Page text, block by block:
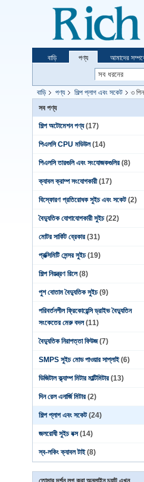
বাড়ি পণ্য আমাদের
বাড়ি পণ্য শিল্প প্লাগ এবং সকেট
৩
সব পণ্য
শিল্প অটোমেশন পণ্য (17)
পিএলসি CPU মডিউল (14)
পিএলসি তারগুলি এবং সংযোজকগুলির (8)
ক্যাবল ক্রাম্প সংযোগকারী (17)
বিস্ফোরণ প্রতিরোধক সুইচ এবং সকেট (2)
বৈদ্যুতিক যোগাযোগকারী সুইচ (22)
মোটর সার্কিট ব্রেকার (31)
প্রক্সিমিটি সেন্সর সুইচ (19)
শিল্প নিয়ন্ত্রণ রিলে (8)
পুশ বোতাম বৈদ্যুতিক সুইচ (9)
পরিবর্তনশীল ফ্রিকোয়েন্সি ড্রাইভ বৈদ্যুতিন
সংকেতের মেরু বদল (11)
বৈদ্যুতিক নিরাপত্তা ফিউজ (7)
SMPS সুইচ মোড পাওয়ার সাপ্লাই (6)
ডিজিটাল ক্ল্যাম্প মিটার মাল্টিমিটার (13)
দিন রেল এনার্জি মিটার (2)
শিল্প প্লাগ এবং সকেট (24)
জলরোধী সুইচ বক্স (14)
স্ব-লকিং ক্যাবল টাই (8)